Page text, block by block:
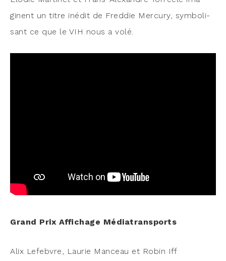
ginent un titre inédit de Fred­die Mer­cu­ry, sym­bo­li­
sant ce que le VIH nous a volé.
Grand Prix Affi­chage Médiatransports
Alix Lefebvre, Lau­rie Man­ceau et Robin Iff